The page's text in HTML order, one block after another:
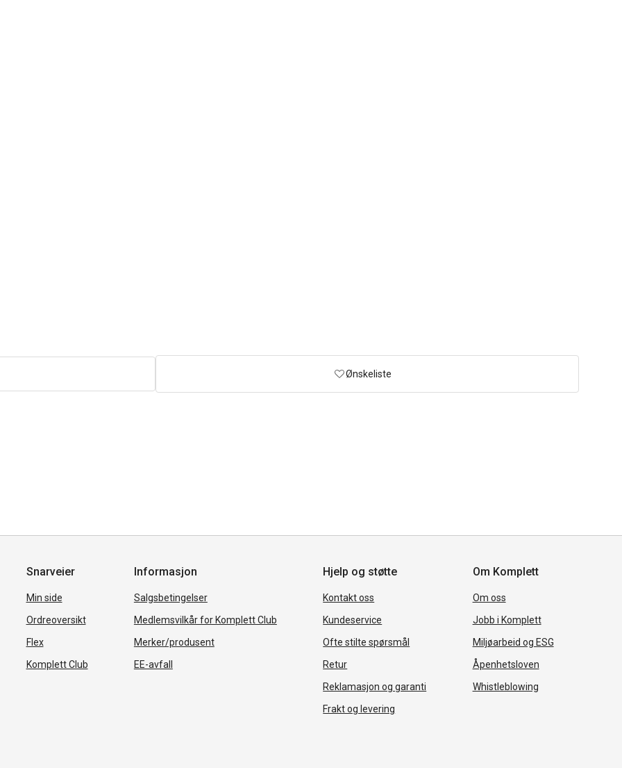
Ønskeliste
Snarveier
Min side
Ordreoversikt
Flex
Komplett Club
Informasjon
Salgsbetingelser
Medlemsvilkår for Komplett Club
Merker/produsent
EE-avfall
Hjelp og støtte
Kontakt oss
Kundeservice
Ofte stilte spørsmål
Retur
Reklamasjon og garanti
Frakt og levering
Om Komplett
Om oss
Jobb i Komplett
Miljøarbeid og ESG
Åpenhetsloven
Whistleblowing